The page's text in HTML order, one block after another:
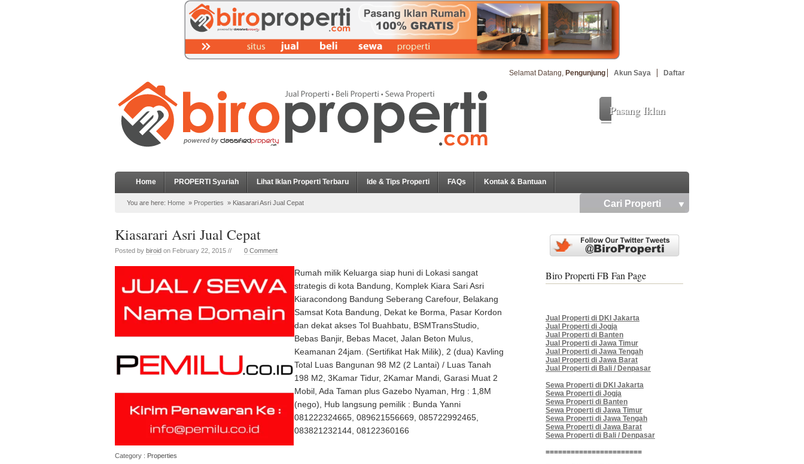
Selamat Datang, Pengunjung Akun Saya Daftar
Pasang Iklan
Home PROPERTI Syariah Lihat Iklan Properti Terbaru Ide & Tips Properti FAQs Kontak & Bantuan
You are here: Home » Properties » Kiasarari Asri Jual Cepat Cari Properti
Kiasarari Asri Jual Cepat
Posted by biroid on February 22, 2015 // 0 Comment
Rumah milik Keluarga siap huni di Lokasi sangat
strategis di kota Bandung, Komplek Kiara Sari Asri
Kiaracondong Bandung Seberang Carefour, Belakang
Samsat Kota Bandung, Dekat ke Borma, Pasar Kordon
dan dekat akses Tol Buahbatu, BSMTransStudio,
Bebas Banjir, Bebas Macet, Jalan Beton Mulus,
Keamanan 24jam. (Sertifikat Hak Milik), 2 (dua) Kavling
Total Luas Bangunan 98 M2 (2 Lantai) / Luas Tanah
198 M2, 3Kamar Tidur, 2Kamar Mandi, Garasi Muat 2
Mobil, Ada Taman plus Gazebo Nyaman, Hrg : 1,8M
(nego), Hub langsung pemilik : Bunda Yanni
081222324665, 089621556669, 085722992465,
083821232144, 08122360166
Category : Properties
Biro Properti FB Fan Page
Jual Properti di DKI Jakarta
Jual Properti di Jogja
Jual Properti di Banten
Jual Properti di Jawa Timur
Jual Properti di Jawa Tengah
Jual Properti di Jawa Barat
Jual Properti di Bali / Denpasar
Sewa Properti di DKI Jakarta
Sewa Properti di Jogja
Sewa Properti di Banten
Sewa Properti di Jawa Timur
Sewa Properti di Jawa Tengah
Sewa Properti di Jawa Barat
Sewa Properti di Bali / Denpasar
=======================